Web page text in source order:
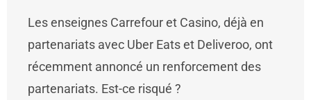
Les enseignes Carrefour et Casino, déjà en
partenariats avec Uber Eats et Deliveroo, ont
récemment annoncé un renforcement des
partenariats. Est-ce risqué ?